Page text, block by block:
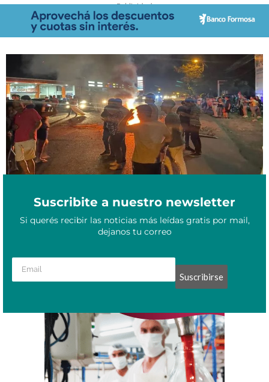
- Publicidad -
La situación se está calentando en Paraguay: manifestantes
Suscribite a nuestro newsletter
Si querés recibir las noticias más leídas gratis por mail,
dejanos tu correo
Suscribirse